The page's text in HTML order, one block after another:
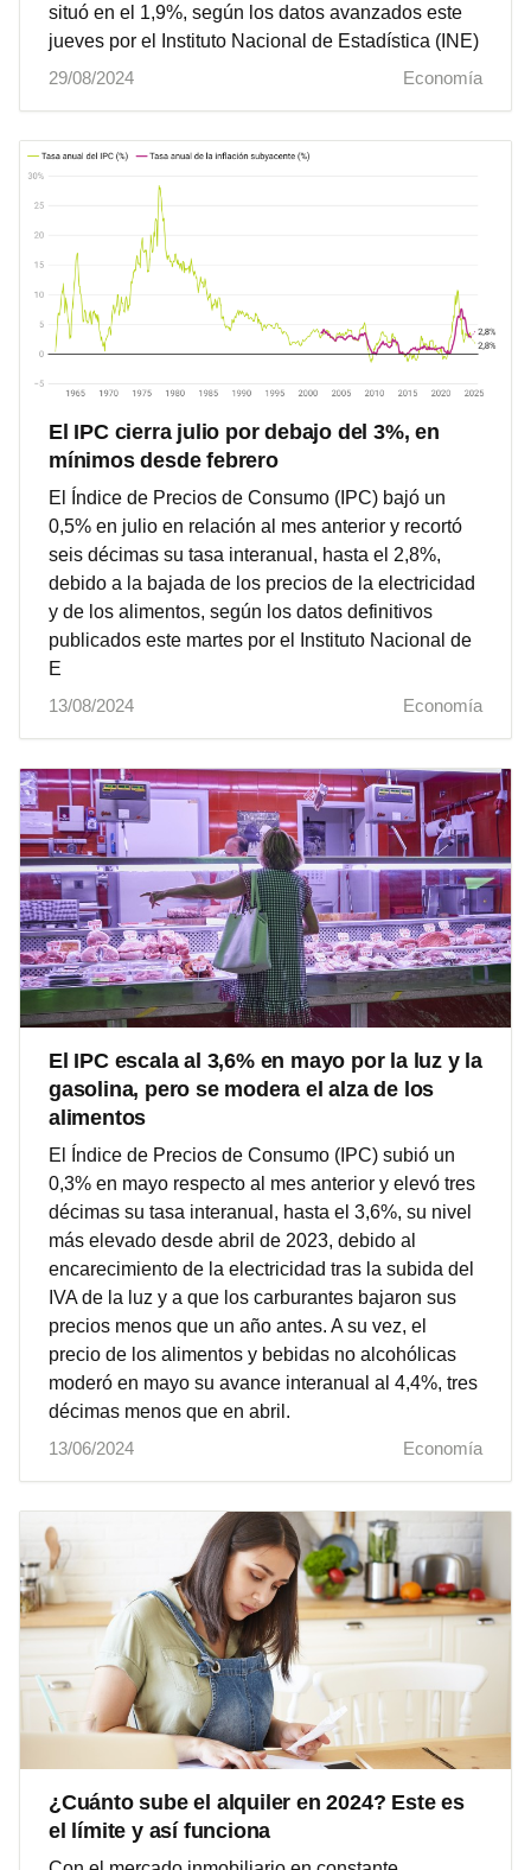
situó en el 1,9%, según los datos avanzados este
jueves por el Instituto Nacional de Estadística (INE)
29/08/2024
Economía
El IPC cierra julio por debajo del 3%, en
mínimos desde febrero
El Índice de Precios de Consumo (IPC) bajó un
0,5% en julio en relación al mes anterior y recortó
seis décimas su tasa interanual, hasta el 2,8%,
debido a la bajada de los precios de la electricidad
y de los alimentos, según los datos definitivos
publicados este martes por el Instituto Nacional de
E
13/08/2024
Economía
El IPC escala al 3,6% en mayo por la luz y la
gasolina, pero se modera el alza de los
alimentos
El Índice de Precios de Consumo (IPC) subió un
0,3% en mayo respecto al mes anterior y elevó tres
décimas su tasa interanual, hasta el 3,6%, su nivel
más elevado desde abril de 2023, debido al
encarecimiento de la electricidad tras la subida del
IVA de la luz y a que los carburantes bajaron sus
precios menos que un año antes. A su vez, el
precio de los alimentos y bebidas no alcohólicas
moderó en mayo su avance interanual al 4,4%, tres
décimas menos que en abril.
13/06/2024
Economía
¿Cuánto sube el alquiler en 2024? Este es
el límite y así funciona